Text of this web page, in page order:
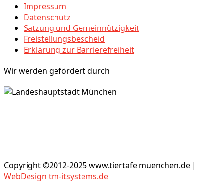
Impressum
Datenschutz
Satzung und Gemeinnützigkeit
Freistellungsbescheid
Erklärung zur Barrierefreiheit
Wir werden gefördert durch
Copyright ©2012-2025 www.tiertafelmuenchen.de |
WebDesign tm-itsystems.de